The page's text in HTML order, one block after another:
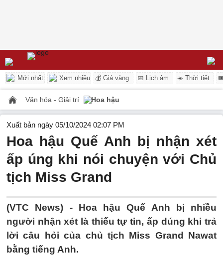
Mới nhất Xem nhiều 💰 Giá vàng 📅 Lịch âm ☀️ Thời tiết
Văn hóa - Giải trí Hoa hậu
Xuất bản ngày 05/10/2024 02:07 PM
Hoa hậu Quế Anh bị nhận xét
ấp úng khi nói chuyện với Chủ
tịch Miss Grand
(VTC News) - Hoa hậu Quế Anh bị nhiều
người nhận xét là thiếu tự tin, ấp dúng khi trả
lời câu hỏi của chủ tịch Miss Grand Nawat
bằng tiếng Anh.